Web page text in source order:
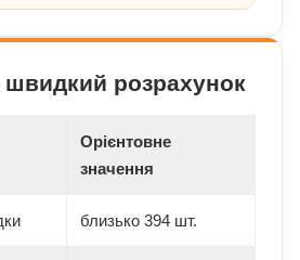
швидкий розрахунок
Орієнтовне
значення
близько 394 шт.